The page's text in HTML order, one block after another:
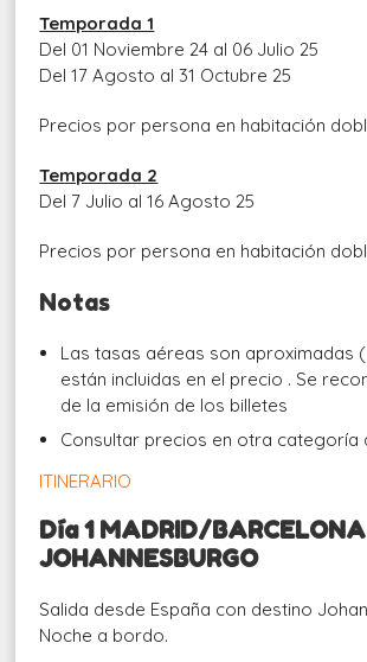
Temporada 1
Del 01 Noviembre 24 al 06 Julio 25
Del 17 Agosto al 31 Octubre 25
Precios por persona en habitación
Temporada 2
Del 7 Julio al 16 Agosto 25
Precios por persona en habitación
Notas
Las tasas aéreas son aproximadas (
están incluidas en el precio . Se
de la emisión de los billetes
Consultar precios en otra categoría
ITINERARIO
Día 1 MADRID/
JOHANNESBURGO
Salida desde España con destino
Noche a bordo.